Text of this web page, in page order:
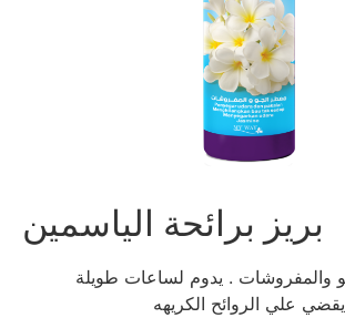
بريز برائحة الياسمين
يقضي علي الروائح الكريهه